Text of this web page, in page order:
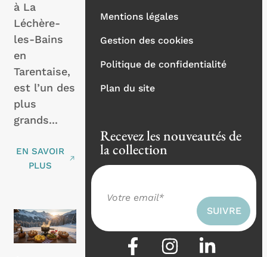
à La
Léchère-
les-Bains
en
Tarentaise,
est l’un des
plus
grands...
EN SAVOIR
PLUS
Mentions légales
Gestion des cookies
Politique de confidentialité
Plan du site
Recevez les nouveautés de
la collection